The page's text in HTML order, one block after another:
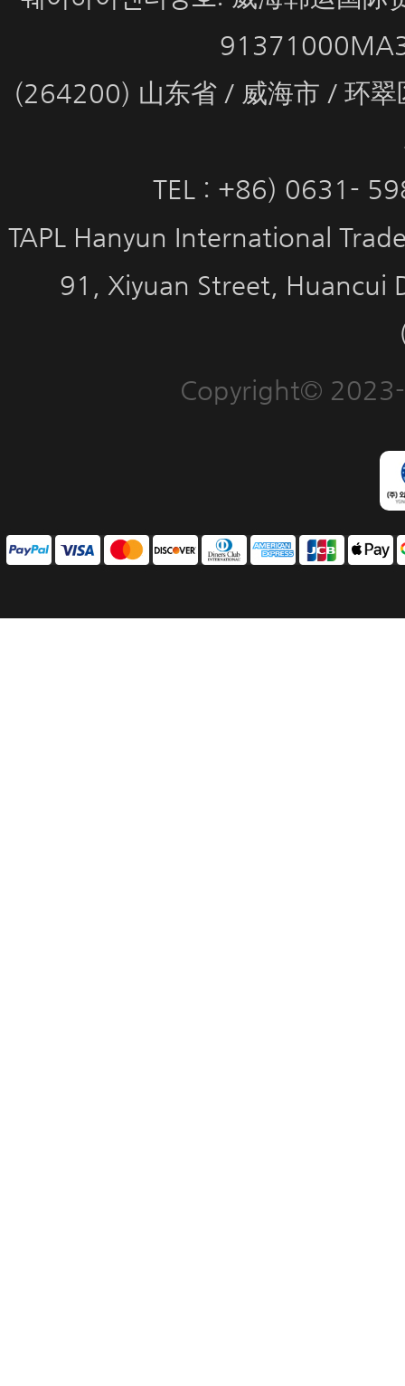
(264200) 山东省 / 威海市 / 环
TEL : +86) 0631-
TAPL Hanyun International
91, Xiyuan Street, Huancui
Copyright©